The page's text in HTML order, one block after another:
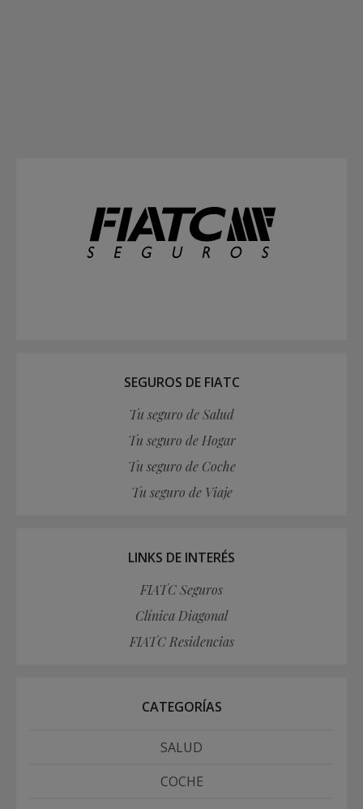
SEGUROS DE FIATC
Tu seguro de Salud
Tu seguro de Hogar
Tu seguro de Coche
Tu seguro de Viaje
LINKS DE INTERÉS
FIATC Seguros
Clínica Diagonal
FIATC Residencias
CATEGORÍAS
SALUD
COCHE